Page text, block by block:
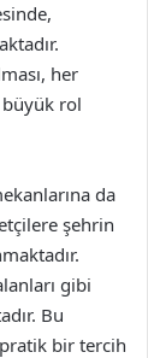
her
büyük rol
da
şehrin
gibi
Bu
bir tercih